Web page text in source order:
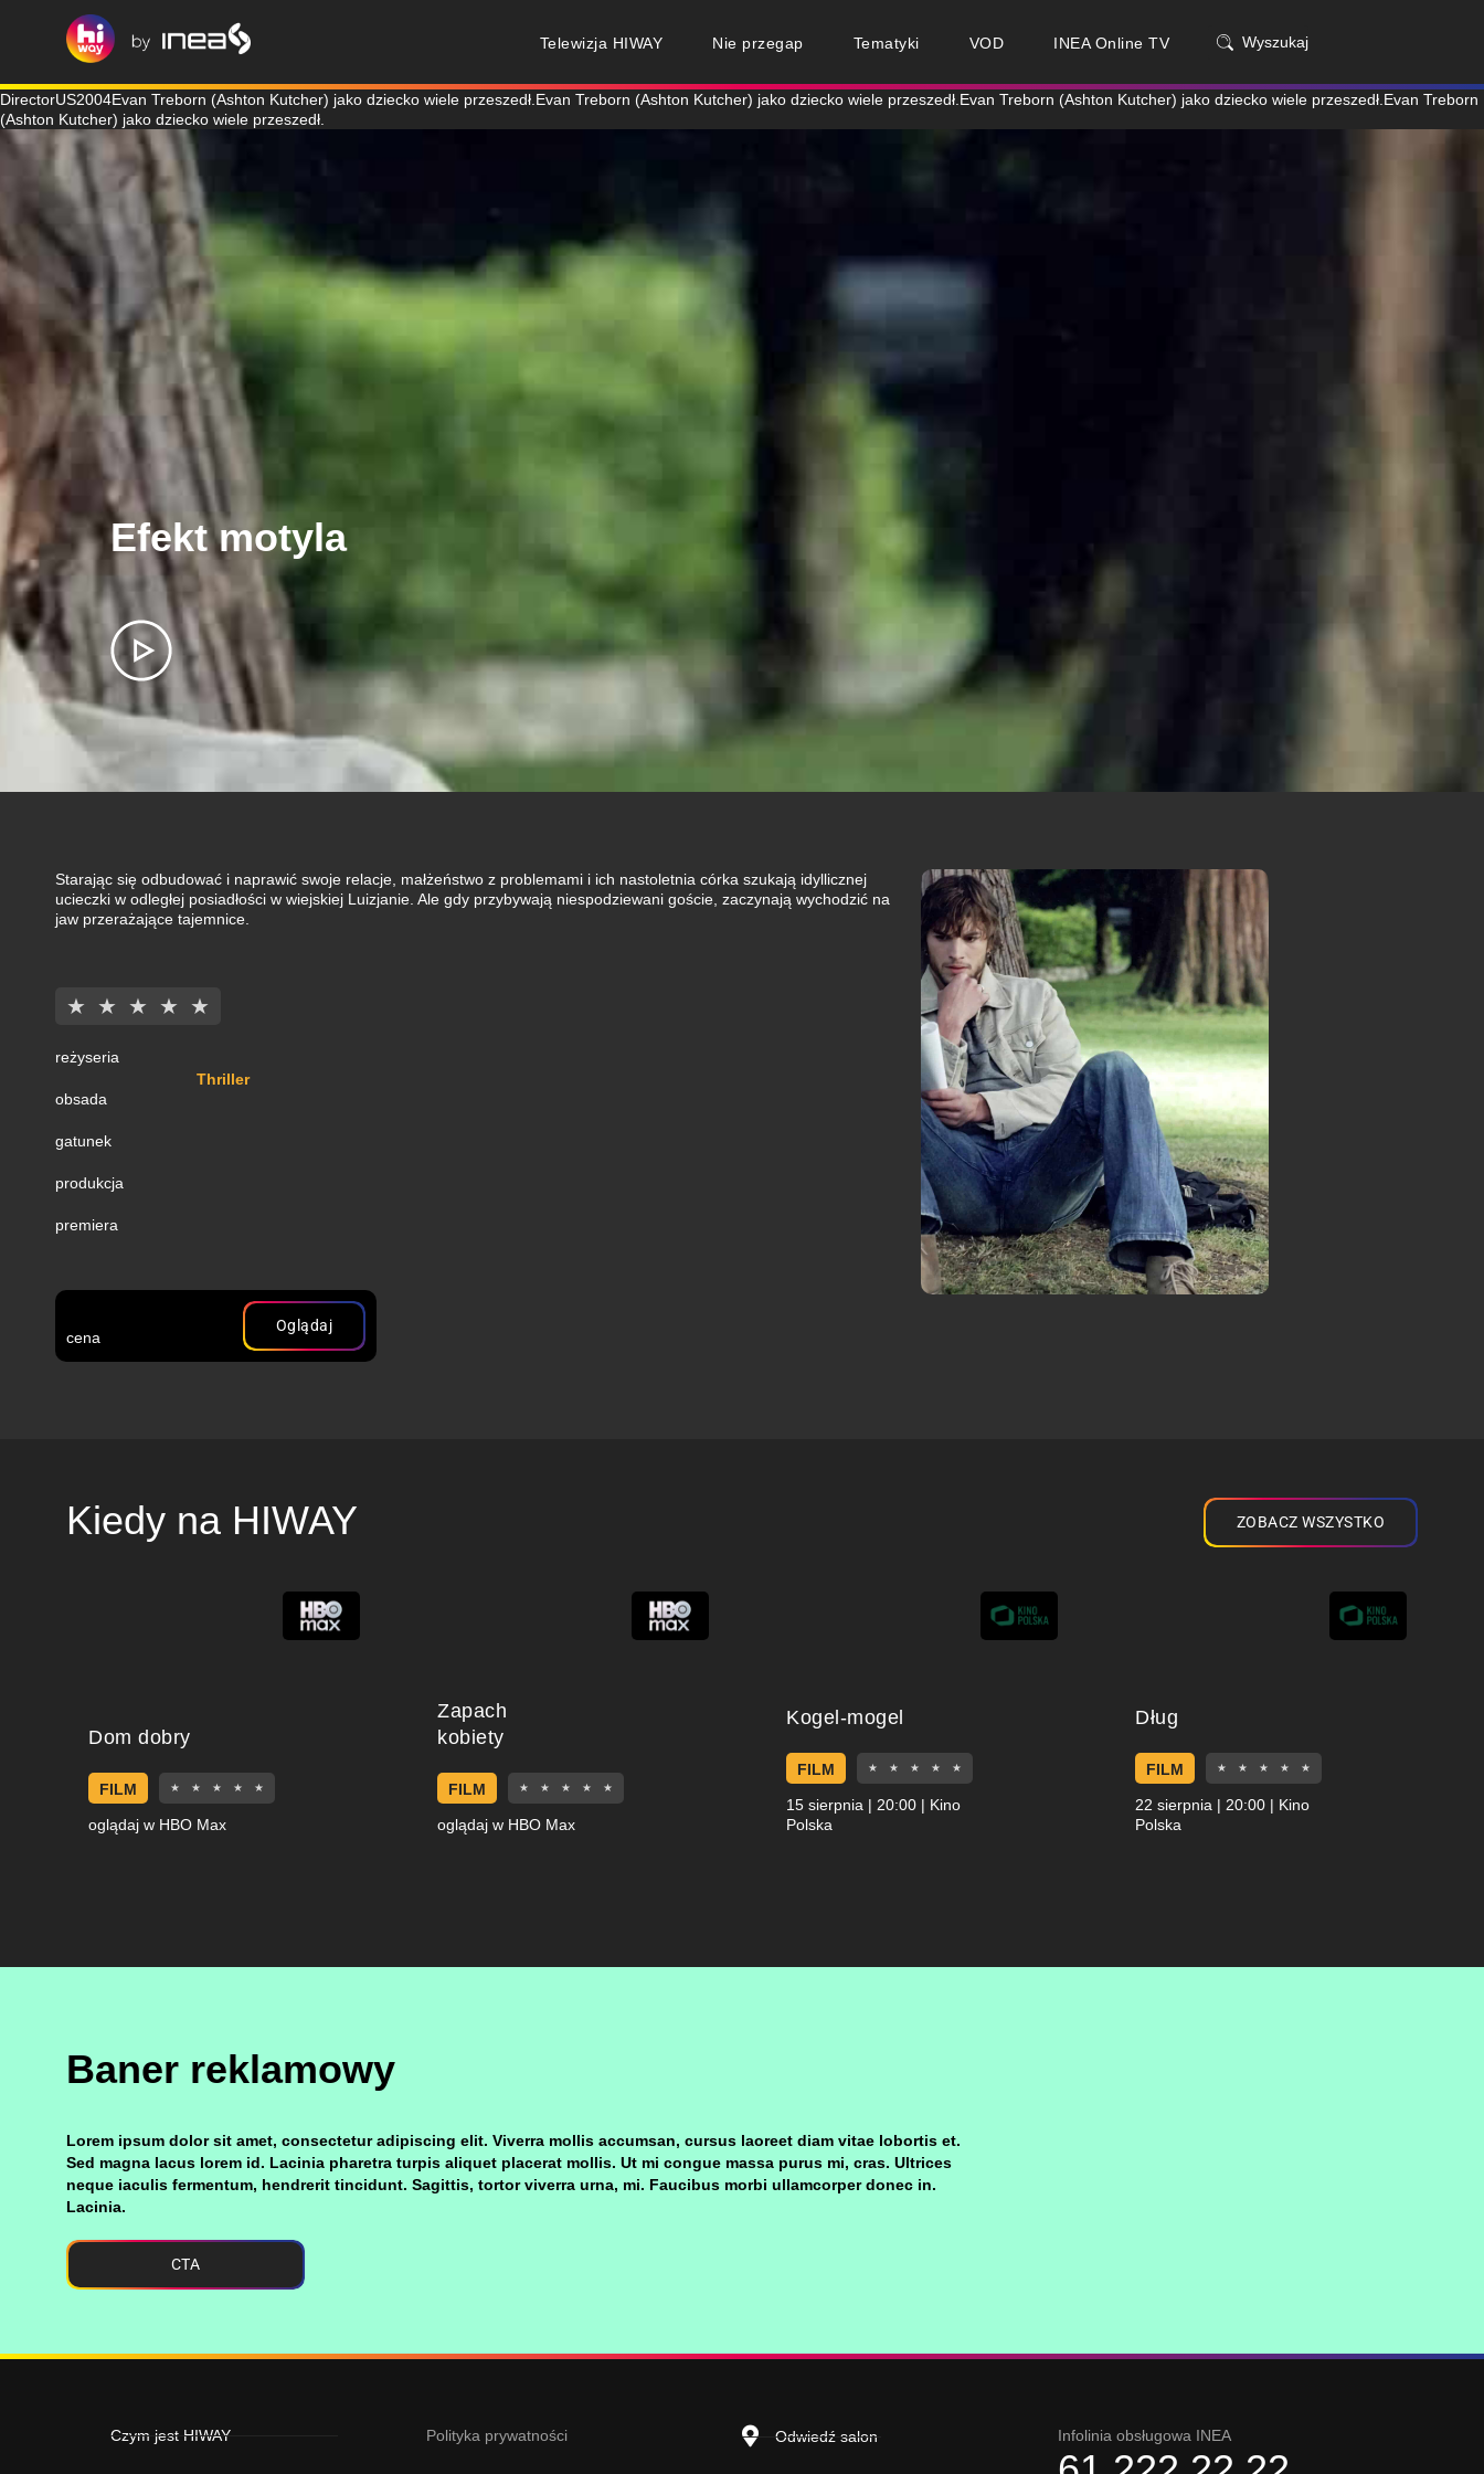
Telewizja HIWAY Nie przegap Tematyki VOD INEA Online TV Wyszukaj
DirectorUS2004Evan Treborn (Ashton Kutcher) jako dziecko wiele przeszedł.Evan Treborn (Ashton Kutcher) jako dziecko wiele przeszedł.Evan Treborn (Ashton Kutcher) jako dziecko wiele przeszedł.Evan Treborn
(Ashton Kutcher) jako dziecko wiele przeszedł.
Efekt motyla
Starając się odbudować i naprawić swoje relacje, małżeństwo z problemami i ich nastoletnia córka szukają idyllicznej
ucieczki w odległej posiadłości w wiejskiej Luizjanie. Ale gdy przybywają niespodziewani goście, zaczynają wychodzić na
jaw przerażające tajemnice.
★ ★ ★ ★ ★
reżyseria
obsada
gatunek
produkcja
premiera
Thriller
cena
Oglądaj
Kiedy na HIWAY ZOBACZ WSZYSTKO
Dom dobry
FILM ★ ★ ★ ★ ★
oglądaj w HBO Max
Zapach
kobiety
FILM ★ ★ ★ ★ ★
oglądaj w HBO Max
Kogel-mogel
FILM ★ ★ ★ ★ ★
15 sierpnia | 20:00 | Kino
Polska
Dług
FILM ★ ★ ★ ★ ★
22 sierpnia | 20:00 | Kino
Polska
Baner reklamowy
Lorem ipsum dolor sit amet, consectetur adipiscing elit. Viverra mollis accumsan, cursus laoreet diam vitae lobortis et.
Sed magna lacus lorem id. Lacinia pharetra turpis aliquet placerat mollis. Ut mi congue massa purus mi, cras. Ultrices
neque iaculis fermentum, hendrerit tincidunt. Sagittis, tortor viverra urna, mi. Faucibus morbi ullamcorper donec in.
Lacinia.
CTA
Czym jest HIWAY Polityka prywatności Odwiedź salon Infolinia obsługowa INEA